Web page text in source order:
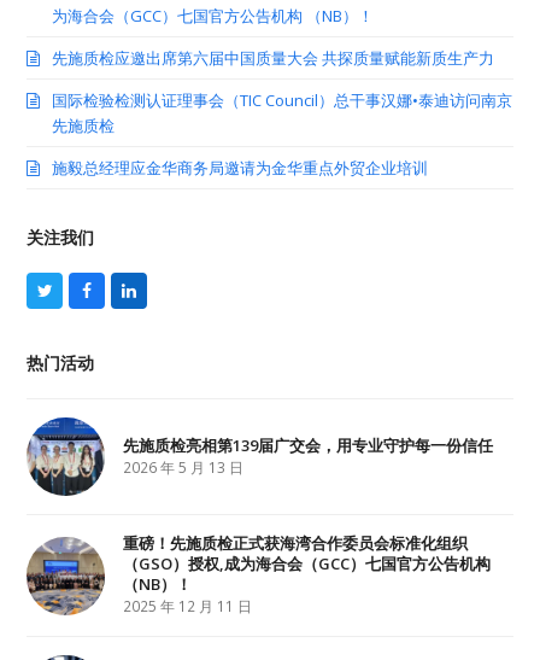
为海合会（GCC）七国官方公告机构 （NB）！
先施质检应邀出席第六届中国质量大会 共探质量赋能新质生产力
国际检验检测认证理事会（TIC Council）总干事汉娜•泰迪访问南京
先施质检
施毅总经理应金华商务局邀请为金华重点外贸企业培训
关注我们
T
w
t
t
F
a
b
L
i
热门活动
先施质检亮相第139届广交会，用专业守护每一份信任
2026 年 5 月 13 日
重磅！先施质检正式获海湾合作委员会标准化组织
（GSO）授权,成为海合会（GCC）七国官方公告机构
（NB）！
2025 年 12 月 11 日